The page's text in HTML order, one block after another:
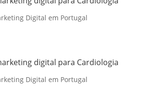
Digital em Portugal
digital para Cardiologia
Digital em Portugal